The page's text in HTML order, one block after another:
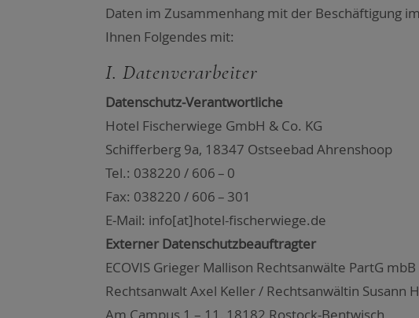
Daten im Zusam­men­hang mit der Beschäf­ti­gung
Ihnen Fol­gen­des mit:
I. Daten­ver­ar­bei­ter
Daten­schutz-Ver­ant­wort­li­che
Hotel Fischer­wie­ge GmbH & Co. KG
Schif­fer­berg 9a, 18347 Ost­see­bad Ahren­shoop
Tel.: 038220 / 606 – 0
Fax: 038220 / 606 – 301
E‑Mail: info[at]hotel-fischerwiege.de
Exter­ner Daten­schutz­be­auf­trag­ter
ECOVIS Grie­ger Mal­li­son Rechts­an­wäl­te PartG mbB
Rechts­an­walt Axel Kel­ler / Rechts­an­wäl­tin Susann